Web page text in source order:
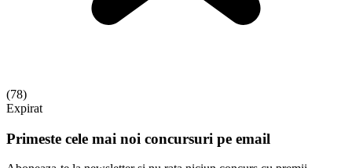
(78)
Expirat
Primeste cele mai noi concursuri pe email